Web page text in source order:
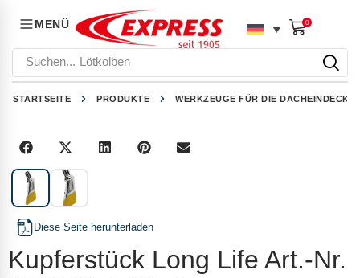
MENÜ 0
Suchen... Lötkolben
STARTSEITE PRODUKTE WERKZEUGE FÜR DIE
Diese Seite herunterladen
Kupferstück Long Life Art.-Nr.